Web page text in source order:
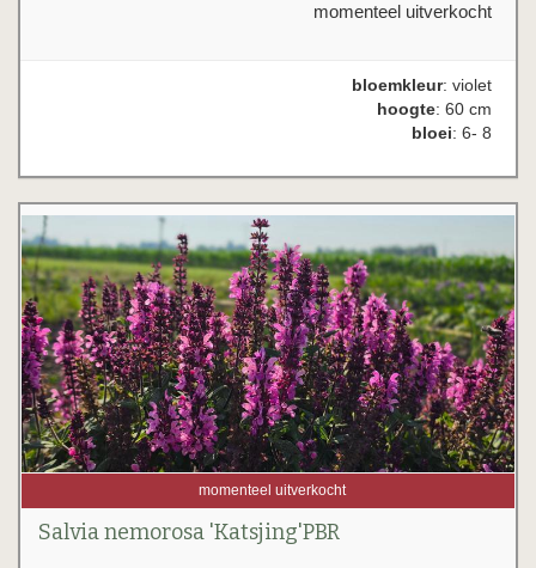
momenteel uitverkocht
bloemkleur: violet
hoogte: 60 cm
bloei: 6- 8
momenteel uitverkocht
Salvia nemorosa 'Katsjing'PBR